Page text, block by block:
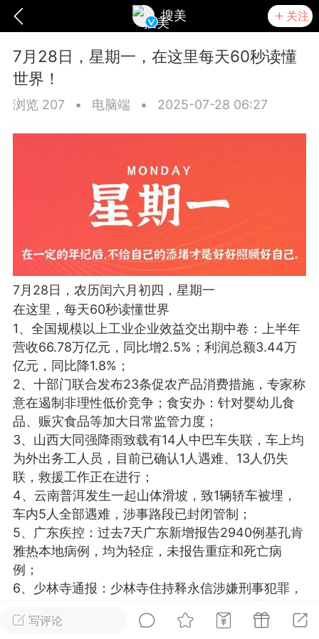
搜美 关注
爆汗熊 卡卡动能素 无创溶斑术
美业357 芯诗妍 卡卡美业
每次200金币 点击购买
师 小熊水光
爆汗熊
脂
卡卡动能素
皇斯普拉雅
建术
DRYY面膜 微晶溶斑术
爆款平台 Lv.8 靓号
加盟商
26 23:18
电脑端 美业资讯
闪充小白罐
本/双效闪充，养出紧致小白脸！一、项
充小白罐 = 闪充大白肌（仪器）× 草本
产品）×极光嫩肤啫喱（产品）这是一套
护...写评论
7月28日，星期一，在这里每天60秒读懂
世界！
浏览 207 • 电脑端 • 2025-07-28 06:27
7月28日，农历闰六月初四，星期一
在这里，每天60秒读懂世界
1、全国规模以上工业企业效益交出期中卷：上半年
营收66.78万亿元，同比增2.5%；利润总额3.44万
亿元，同比降1.8%；
2、十部门联合发布23条促农产品消费措施，专家称
意在遏制非理性低价竞争；食安办：针对婴幼儿食
品、赈灾食品等加大日常监管力度；
3、山西大同强降雨致载有14人中巴车失联，车上均
为外出务工人员，目前已确认1人遇难、13人仍失
联，救援工作正在进行；
4、云南普洱发生一起山体滑坡，致1辆轿车被埋，
车内5人全部遇难，涉事路段已封闭管制；
5、广东疾控：过去7天广东新增报告2940例基孔肯
雅热本地病例，均为轻症，未报告重症和死亡病
例；
6、少林寺通报：少林寺住持释永信涉嫌刑事犯罪，
生子，正接受多部门联合调查；